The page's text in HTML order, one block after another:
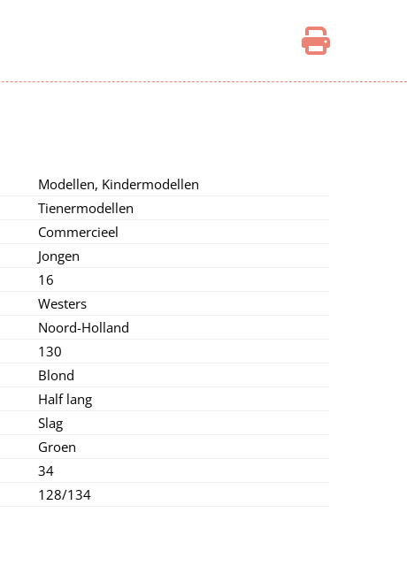
Modellen, Kindermodellen
Tienermodellen
Commercieel
Jongen
16
Westers
Noord-Holland
130
Blond
Half lang
Slag
Groen
34
128/134